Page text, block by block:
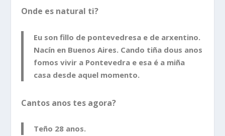
Onde es natural ti?
Eu son fillo de pontevedresa e de arxentino.
Nacín en Buenos Aires. Cando tiña dous anos
fomos vivir a Pontevedra e esa é a miña
casa desde aquel momento.
Cantos anos tes agora?
Teño 28 anos.